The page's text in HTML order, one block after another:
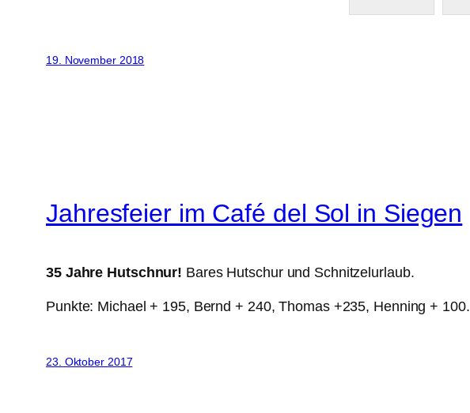
19. November 2018
Jahresfeier im Café del Sol in Siegen
35 Jahre Hutschnur! Bares Hutschur und Schnitzelurlaub.
Punkte: Michael + 195, Bernd + 240, Thomas +235, Henning + 100.
23. Oktober 2017